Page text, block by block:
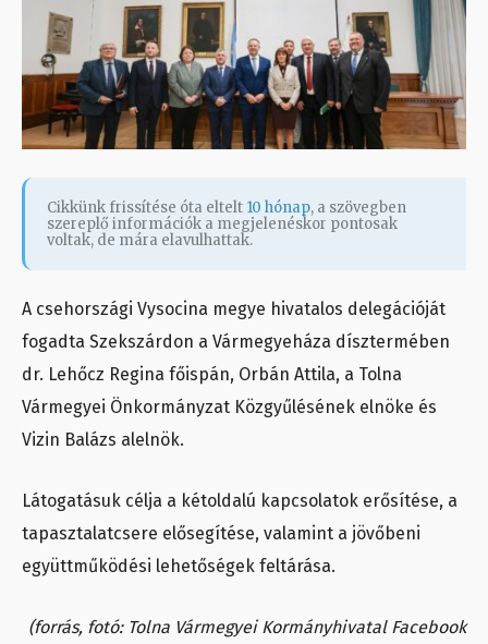
Cikkünk frissítése óta eltelt 10 hónap, a szövegben
szereplő információk a megjelenéskor pontosak
voltak, de mára elavulhattak.
A csehországi Vysocina megye hivatalos delegációját
fogadta Szekszárdon a Vármegyeháza dísztermében
dr. Lehőcz Regina főispán, Orbán Attila, a Tolna
Vármegyei Önkormányzat Közgyűlésének elnöke és
Vizin Balázs alelnök.
Látogatásuk célja a kétoldalú kapcsolatok erősítése, a
tapasztalatcsere elősegítése, valamint a jövőbeni
együttműködési lehetőségek feltárása.
(forrás, fotó: Tolna Vármegyei Kormányhivatal Facebook